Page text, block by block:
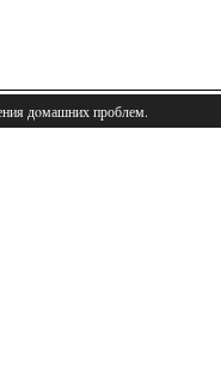
дοмашних проблем.